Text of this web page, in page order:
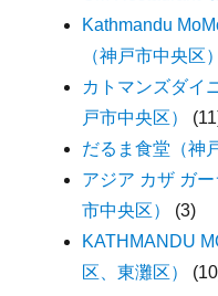
Kathmandu
（神戸市中央区）
カトマンズダイ
戸市中央区）
だるま食堂（神
アジア カザ ガ
市中央区）
(3)
KATHMANDU
区、東灘区）